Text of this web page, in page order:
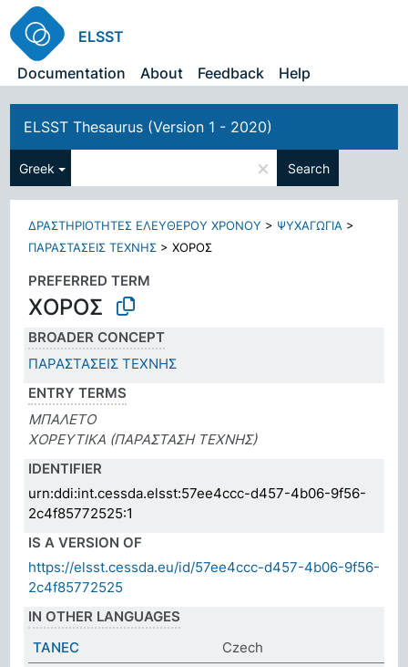
ELSST
Documentation
About Feedback Help
ELSST Thesaurus (Version 1 - 2020)
Greek × Search
ΔΡΑΣΤΗΡΙΟΤΗΤΕΣ ΕΛΕΥΘΕΡΟΥ ΧΡΟΝΟΥ > ΨΥΧΑΓΩΓΙΑ >
ΠΑΡΑΣΤΑΣΕΙΣ ΤΕΧΝΗΣ >ΧΟΡΟΣ
PREFERRED TERM
ΧΟΡΟΣ
BROADER CONCEPT
ΠΑΡΑΣΤΑΣΕΙΣ ΤΕΧΝΗΣ
ENTRY TERMS
ΜΠΑΛΕΤΟ
ΧΟΡΕΥΤΙΚΑ (ΠΑΡΑΣΤΑΣΗ ΤΕΧΝΗΣ)
IDENTIFIER
urn:ddi:int.cessda.elsst:57ee4ccc-d457-4b06-9f56-
2c4f85772525:1
IS A VERSION OF
https://elsst.cessda.eu/id/57ee4ccc-d457-4b06-9f56-
2c4f85772525
IN OTHER LANGUAGES
TANEC
Czech